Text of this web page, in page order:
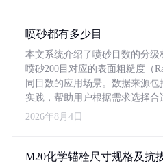
喷砂都有多少目
本文系统介绍了喷砂目数的分
喷砂200目对应的表面粗糙度（
同目数的应用场景。数据来源包
实践，帮助用户根据需求选择合
2026年8月4日
M20化学锚栓尺寸规格及抗